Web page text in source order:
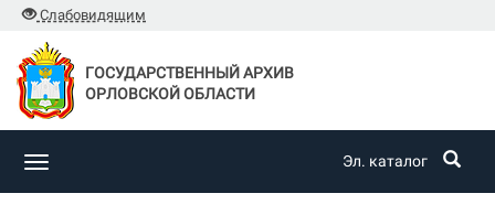
Слабовидящим
ГОСУДАРСТВЕННЫЙ АРХИВ
ОРЛОВСКОЙ ОБЛАСТИ
Toggle
Эл. каталог